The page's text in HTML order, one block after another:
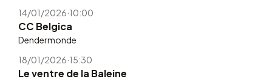
14/01/2026·10:00
CC Belgica
Dendermonde
18/01/2026·15:30
Le ventre de la Baleine